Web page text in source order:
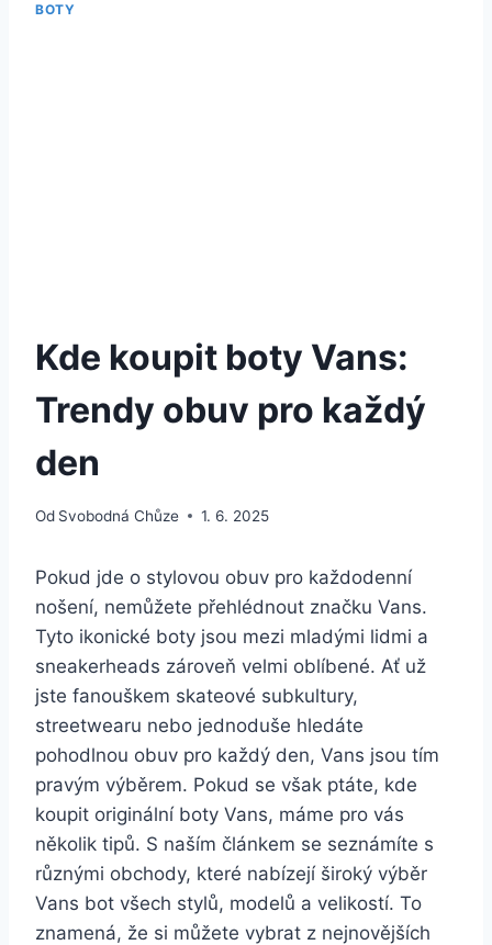
BOTY
Kde koupit boty Vans:
Trendy obuv pro každý
den
Od Svobodná Chůze 1. 6. 2025
Pokud jde o stylovou obuv pro každodenní
nošení, nemůžete přehlédnout ​značku Vans.
Tyto ⁣ikonické boty ​jsou mezi mladými lidmi a
sneakerheads zároveň velmi oblíbené. Ať už
jste fanouškem skateové subkultury,
streetwearu nebo jednoduše ⁢hledáte
pohodlnou obuv pro každý den, Vans jsou ⁤tím
pravým výběrem. Pokud se však ptáte, kde ​
koupit ⁣originální boty Vans, máme pro vás
několik‌ tipů. S naším článkem se⁤ seznámíte​ s
různými obchody, které nabízejí široký ⁣výběr
Vans bot všech stylů, modelů a velikostí. To
znamená, že si můžete vybrat z nejnovějších